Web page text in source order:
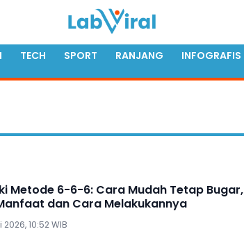
TECH SPORT RANJANG INFOGRAFIS
Metode 6-6-6: Cara Mudah Tetap Bugar,
dan Cara Melakukannya
10:52 WIB